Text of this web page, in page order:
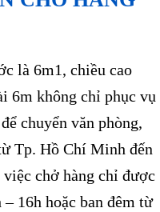
là 6m1, chiều cao
6m không chỉ phục vụ
chuyển văn phòng,
Tp. Hồ Chí Minh đến
chở hàng chỉ được
16h hoặc ban đêm từ